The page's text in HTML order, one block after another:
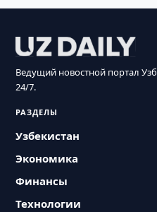
Ведущий новостной портал
24/7.
РАЗДЕЛЫ
Узбекистан
Экономика
Финансы
Технологии